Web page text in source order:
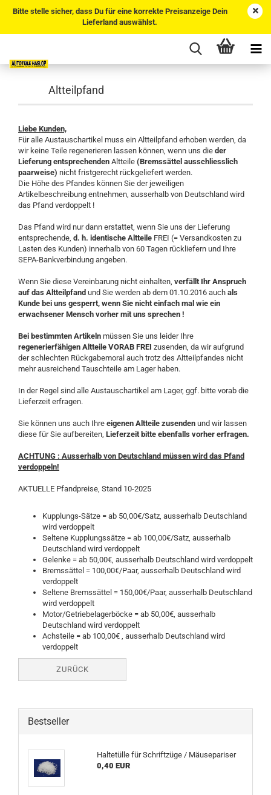
Bitte stelle sicher, dass Du für eine korrekte Preisanzeige Dein
Lieferland auswählst.
Altteilpfand
Liebe Kunden,
Für alle Austauschartikel muss ein Altteilpfand erhoben werden, da
wir keine Teile regenerieren lassen können, wenn uns die der
Lieferung entsprechenden Altteile (Bremssättel ausschliesslich
paarweise) nicht fristgerecht rückgeliefert werden.
Die Höhe des Pfandes können Sie der jeweiligen
Artikelbeschreibung entnehmen, ausserhalb von Deutschland wird
das Pfand verdoppelt !
Das Pfand wird nur dann erstattet, wenn Sie uns der Lieferung
entsprechende, d. h. identische Altteile FREI (= Versandkosten zu
Lasten des Kunden) innerhalb von 60 Tagen rückliefern und Ihre
SEPA-Bankverbindung angeben.
Wenn Sie diese Vereinbarung nicht einhalten, verfällt Ihr Anspruch
auf das Altteilpfand und Sie werden ab dem 01.10.2016 auch als
Kunde bei uns gesperrt, wenn Sie nicht einfach mal wie ein
erwachsener Mensch vorher mit uns sprechen !
Bei bestimmten Artikeln müssen Sie uns leider Ihre
regenerierfähigen Altteile VORAB FREI zusenden, da wir aufgrund
der schlechten Rückgabemoral auch trotz des Altteilpfandes nicht
mehr ausreichend Tauschteile am Lager haben.
In der Regel sind alle Austauschartikel am Lager, ggf. bitte vorab die
Lieferzeit erfragen.
Sie können uns auch Ihre eigenen Altteile zusenden und wir lassen
diese für Sie aufbereiten, Lieferzeit bitte ebenfalls vorher erfragen.
ACHTUNG : Ausserhalb von Deutschland müssen wird das Pfand
verdoppeln!
AKTUELLE Pfandpreise, Stand 10-2025
Kupplungs-Sätze = ab 50,00€/Satz, ausserhalb Deutschland
wird verdoppelt
Seltene Kupplungssätze = ab 100,00€/Satz, ausserhalb
Deutschland wird verdoppelt
Gelenke = ab 50,00€, ausserhalb Deutschland wird verdoppelt
Bremssättel = 100,00€/Paar, ausserhalb Deutschland wird
verdoppelt
Seltene Bremssättel = 150,00€/Paar, ausserhalb Deutschland
wird verdoppelt
Motor/Getriebelagerböcke = ab 50,00€, ausserhalb
Deutschland wird verdoppelt
Achsteile = ab 100,00€ , ausserhalb Deutschland wird
verdoppelt
ZURÜCK
Bestseller
Haltetülle für Schriftzüge / Mäusepariser
0,40 EUR